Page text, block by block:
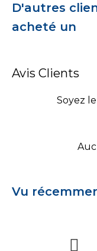
D'autres
acheté un
Avis Clients
Soyez
Vu